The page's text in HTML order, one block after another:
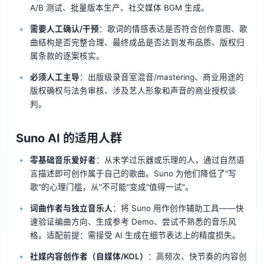
A/B 测试、批量版本生产、社交媒体 BGM 生成。
需要人工确认/干预：歌词的情感表达是否符合创作意图、歌
曲结构是否完整合理、最终成品是否达到发布品质、版权归
属条款的逐案核实。
必须人工主导：出版级录音室混音/mastering、商业用途的
版权确权与法务审核、涉及艺人形象和声音的商业授权谈
判。
Suno AI 的适用人群
零基础音乐爱好者：从未学过乐器或乐理的人，通过自然语
言描述即可创作属于自己的歌曲。Suno 为他们降低了"写
歌"的心理门槛，从"不可能"变成"值得一试"。
词曲作者与独立音乐人：将 Suno 用作创作辅助工具——快
速验证编曲方向、生成参考 Demo、尝试不熟悉的音乐风
格。适配前提：需接受 AI 生成在细节表达上的精度损失。
社媒内容创作者（自媒体/KOL）
：高频次、快节奏的内容创